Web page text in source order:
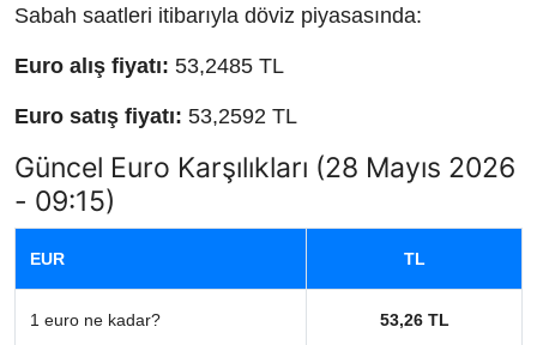
Sabah saatleri itibarıyla döviz piyasasında:
Euro alış fiyatı: 53,2485 TL
Euro satış fiyatı: 53,2592 TL
Güncel Euro Karşılıkları (28 Mayıs 2026
- 09:15)
EUR TL
1 euro ne kadar? 53,26 TL